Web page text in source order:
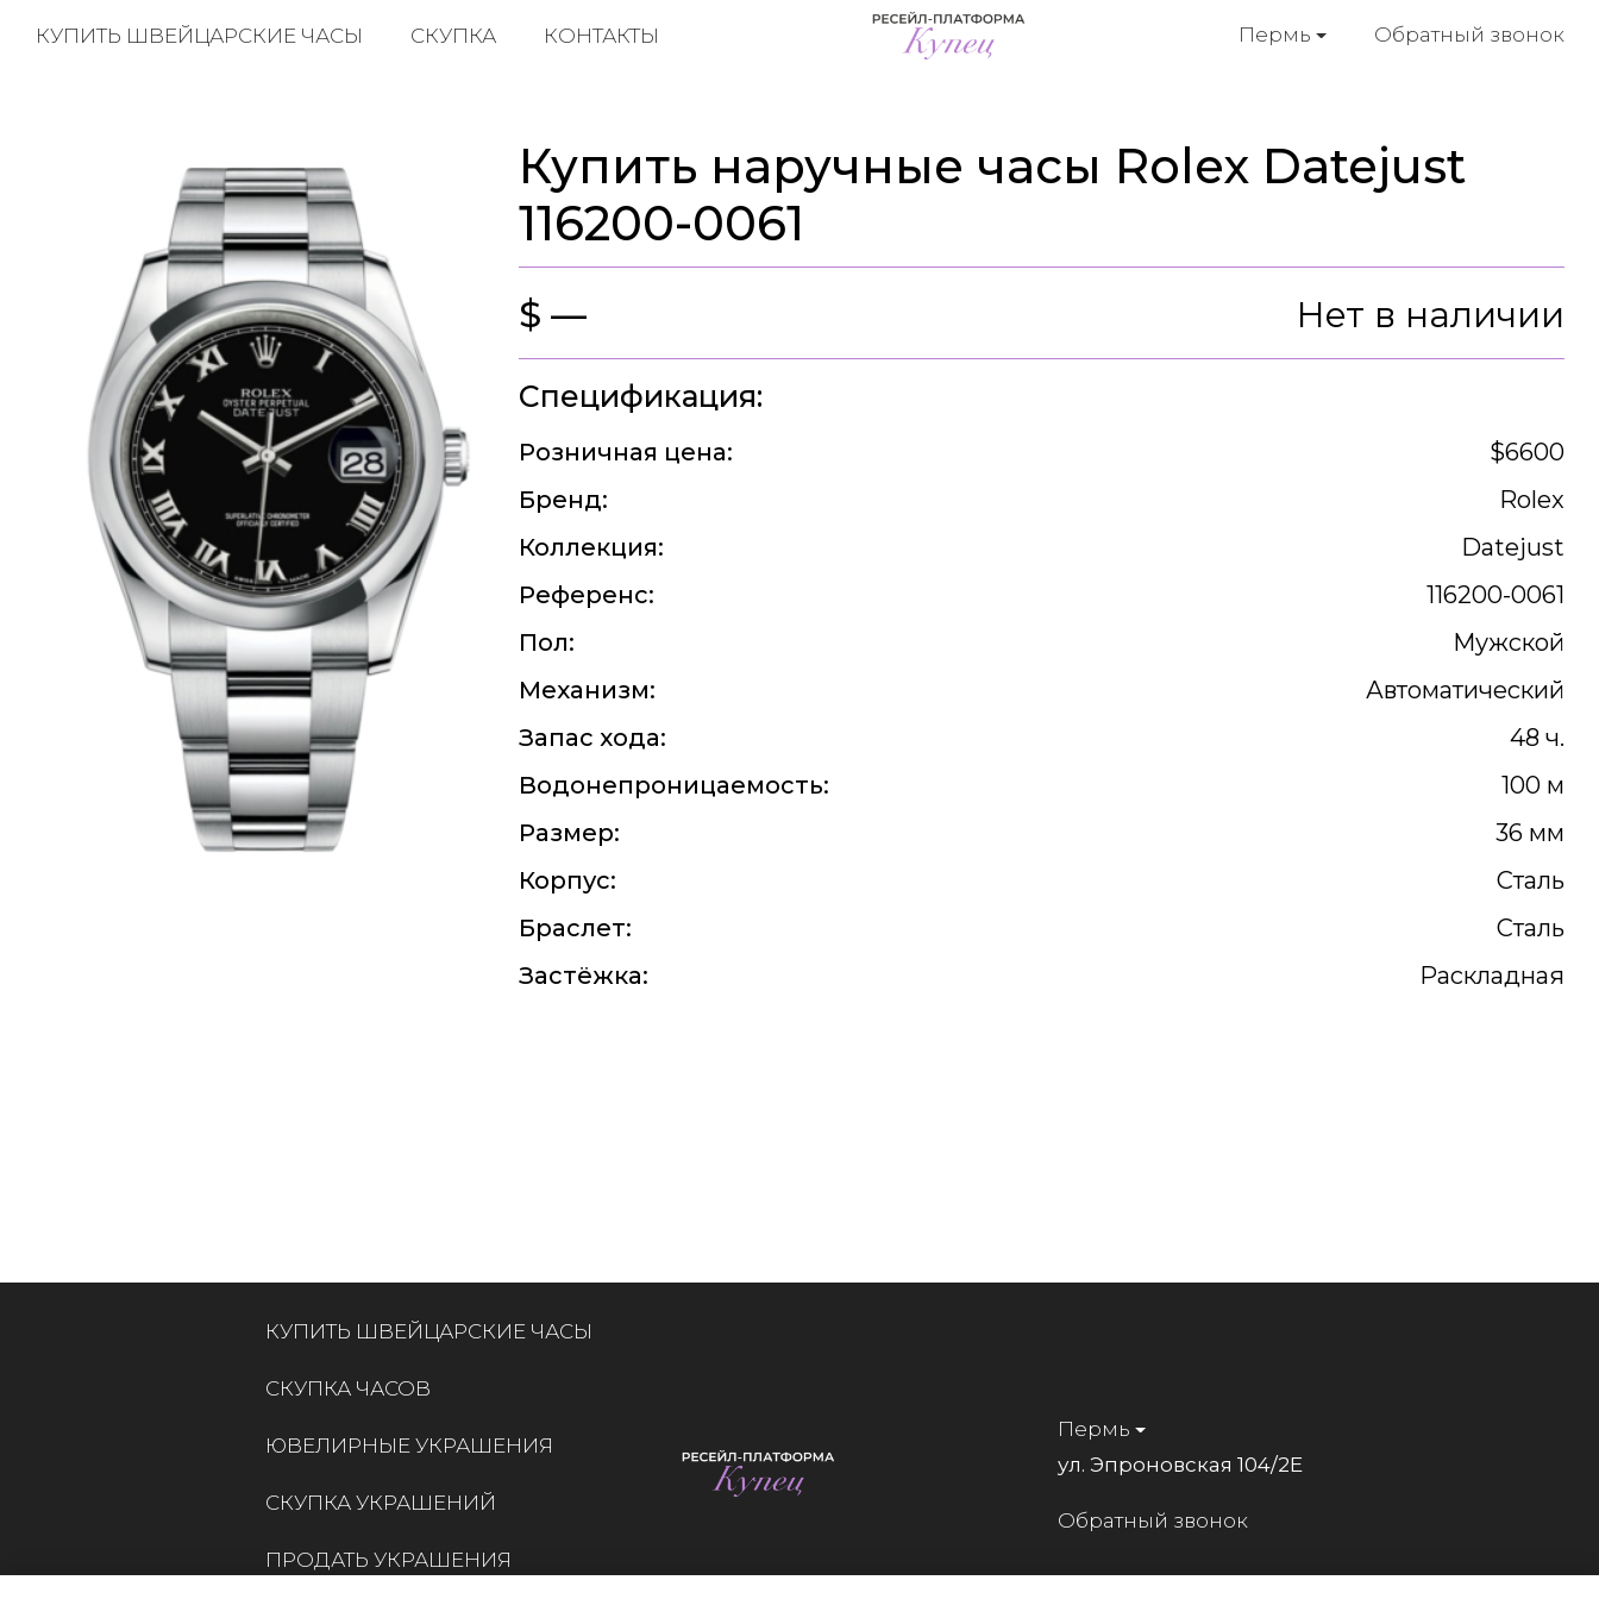
Пермь Обратный звонок
КУПИТЬ ШВЕЙЦАРСКИЕ ЧАСЫ СКУПКА КОНТАКТЫ
Купить наручные часы Rolex Datejust
116200-0061
$ — Нет в наличии
Спецификация:
Розничная цена:
$6600
Бренд:
Rolex
Коллекция:
Datejust
Референс:
116200-0061
Пол:
Мужской
Механизм:
Автоматический
Запас хода:
48 ч.
Водонепроницаемость:
100 м
Размер:
36 мм
Корпус:
Сталь
Браслет:
Сталь
Застёжка:
Раскладная
КУПИТЬ ШВЕЙЦАРСКИЕ ЧАСЫ
СКУПКА ЧАСОВ
ЮВЕЛИРНЫЕ УКРАШЕНИЯ
СКУПКА УКРАШЕНИЙ
ПРОДАТЬ УКРАШЕНИЯ
Пермь
ул. Эпроновская 104/2Е
Обратный звонок